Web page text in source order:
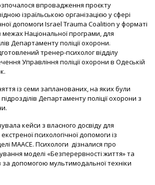
впровадження проєкту
ізраїльською організацією у сфері
допомоги Israel Trauma Coalition у форматі
Національної програми, для
Департаменту поліції охорони.
тренер-психолог відділу
Управління поліції охорони в Одеській
із семи запланованих, на яких були
Департаменту поліції охорони з
кейси з власного досвіду для
психологічної допомоги із
МААСЕ. Психологи дізналися про
моделі «Безперервності життя» та
за допомогою мультимодальної техніки